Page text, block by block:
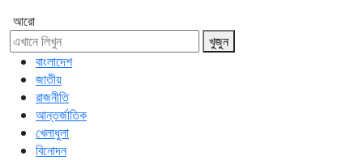
আরো
খুজুন
বাংলাদেশ
জাতীয়
রাজনীতি
আন্তর্জাতিক
খেলাধুলা
বিনোদন